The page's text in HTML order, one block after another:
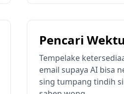
Pencari
Tempelake
email supaya AI bisa
sing tumpang tindih